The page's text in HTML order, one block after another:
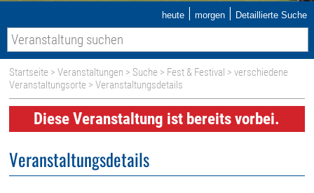
heute | morgen | Detaillierte Suche
Startseite >Veranstaltungen > Suche > Fest & Festival >verschiedene
Veranstaltungsorte > Veranstaltungsdetails
Diese Veranstaltung ist bereits vorbei.
Veranstaltungsdetails